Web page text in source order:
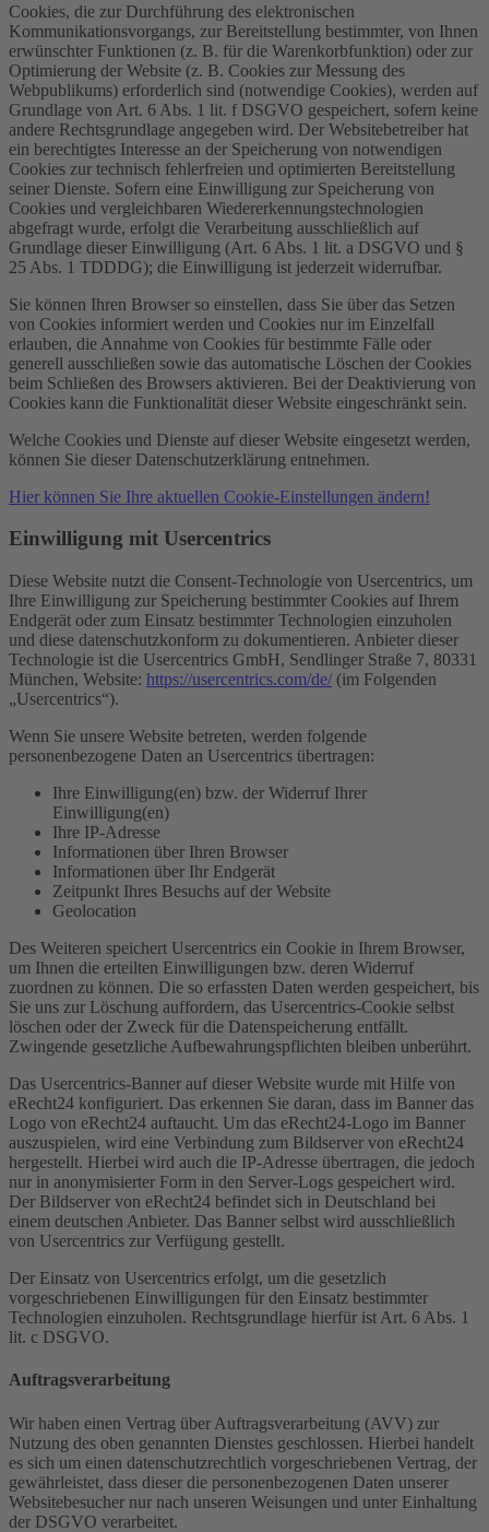
Cookies, die zur Durchführung des elektronischen
Kommunikationsvorgangs, zur Bereitstellung bestimmter, von Ihnen
erwünschter Funktionen (z. B. für die Warenkorbfunktion) oder zur
Optimierung der Website (z. B. Cookies zur Messung des
Webpublikums) erforderlich sind (notwendige Cookies), werden auf
Grundlage von Art. 6 Abs. 1 lit. f DSGVO gespeichert, sofern keine
andere Rechtsgrundlage angegeben wird. Der Websitebetreiber hat
ein berechtigtes Interesse an der Speicherung von notwendigen
Cookies zur technisch fehlerfreien und optimierten Bereitstellung
seiner Dienste. Sofern eine Einwilligung zur Speicherung von
Cookies und vergleichbaren Wiedererkennungstechnologien
abgefragt wurde, erfolgt die Verarbeitung ausschließlich auf
Grundlage dieser Einwilligung (Art. 6 Abs. 1 lit. a DSGVO und §
25 Abs. 1 TDDDG); die Einwilligung ist jederzeit widerrufbar.
Sie können Ihren Browser so einstellen, dass Sie über das Setzen
von Cookies informiert werden und Cookies nur im Einzelfall
erlauben, die Annahme von Cookies für bestimmte Fälle oder
generell ausschließen sowie das automatische Löschen der Cookies
beim Schließen des Browsers aktivieren. Bei der Deaktivierung von
Cookies kann die Funktionalität dieser Website eingeschränkt sein.
Welche Cookies und Dienste auf dieser Website eingesetzt werden,
können Sie dieser Datenschutzerklärung entnehmen.
Hier können Sie Ihre aktuellen Cookie-Einstellungen ändern!
Einwilligung mit Usercentrics
Diese Website nutzt die Consent-Technologie von Usercentrics, um
Ihre Einwilligung zur Speicherung bestimmter Cookies auf Ihrem
Endgerät oder zum Einsatz bestimmter Technologien einzuholen
und diese datenschutzkonform zu dokumentieren. Anbieter dieser
Technologie ist die Usercentrics GmbH, Sendlinger Straße 7, 80331
München, Website: https://usercentrics.com/de/ (im Folgenden
„Usercentrics“).
Wenn Sie unsere Website betreten, werden folgende
personenbezogene Daten an Usercentrics übertragen:
Ihre Einwilligung(en) bzw. der Widerruf Ihrer
Einwilligung(en)
Ihre IP-Adresse
Informationen über Ihren Browser
Informationen über Ihr Endgerät
Zeitpunkt Ihres Besuchs auf der Website
Geolocation
Des Weiteren speichert Usercentrics ein Cookie in Ihrem Browser,
um Ihnen die erteilten Einwilligungen bzw. deren Widerruf
zuordnen zu können. Die so erfassten Daten werden gespeichert, bis
Sie uns zur Löschung auffordern, das Usercentrics-Cookie selbst
löschen oder der Zweck für die Datenspeicherung entfällt.
Zwingende gesetzliche Aufbewahrungspflichten bleiben unberührt.
Das Usercentrics-Banner auf dieser Website wurde mit Hilfe von
eRecht24 konfiguriert. Das erkennen Sie daran, dass im Banner das
Logo von eRecht24 auftaucht. Um das eRecht24-Logo im Banner
auszuspielen, wird eine Verbindung zum Bildserver von eRecht24
hergestellt. Hierbei wird auch die IP-Adresse übertragen, die jedoch
nur in anonymisierter Form in den Server-Logs gespeichert wird.
Der Bildserver von eRecht24 befindet sich in Deutschland bei
einem deutschen Anbieter. Das Banner selbst wird ausschließlich
von Usercentrics zur Verfügung gestellt.
Der Einsatz von Usercentrics erfolgt, um die gesetzlich
vorgeschriebenen Einwilligungen für den Einsatz bestimmter
Technologien einzuholen. Rechtsgrundlage hierfür ist Art. 6 Abs. 1
lit. c DSGVO.
Auftragsverarbeitung
Wir haben einen Vertrag über Auftragsverarbeitung (AVV) zur
Nutzung des oben genannten Dienstes geschlossen. Hierbei handelt
es sich um einen datenschutzrechtlich vorgeschriebenen Vertrag, der
gewährleistet, dass dieser die personenbezogenen Daten unserer
Websitebesucher nur nach unseren Weisungen und unter Einhaltung
der DSGVO verarbeitet.